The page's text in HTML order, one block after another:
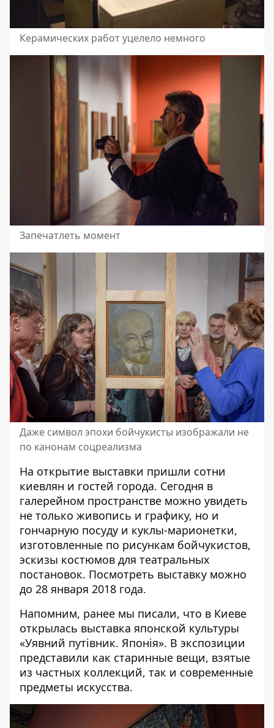
Керамических работ уцелело немного
Запечатлеть момент
Даже символ эпохи бойчукисты изображали не
по канонам соцреализма
На открытие выставки пришли сотни
киевлян и гостей города. Сегодня в
галерейном пространстве можно увидеть
не только живопись и графику, но и
гончарную посуду и куклы-марионетки,
изготовленные по рисункам бойчукистов,
эскизы костюмов для театральных
постановок. Посмотреть выставку можно
до 28 января 2018 года.
Напомним, ранее мы писали, что в Киеве
открылась выставка японской культуры
«Уявний путівник. Японія». В экспозиции
представили как старинные вещи, взятые
из частных коллекций, так и современные
предметы искусства.